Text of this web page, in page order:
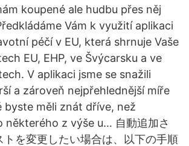
koupené ale hudbu přes něj
Vám k využití aplikaci
péčí v EU, která shrnuje Vaše
EU, EHP, ve Švýcarsku a ve
V aplikaci jsme se snažili
a zároveň nejpřehlednější míře
byste měli znát dříve, než
některého z výše u… 自動追加さ
トを変更したい場合は、以下の手順